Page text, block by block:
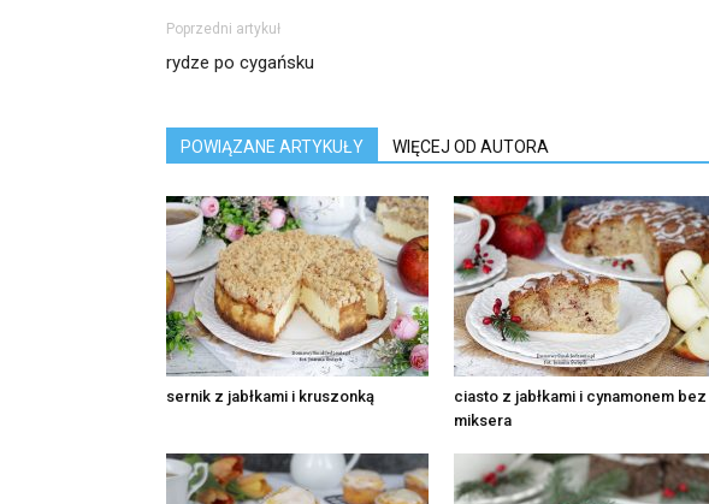
Poprzedni artykuł
rydze po cygańsku
POWIĄZANE ARTYKUŁY WIĘCEJ OD AUTORA
sernik z jabłkami i kruszonką
ciasto z jabłkami i cynamonem bez
miksera